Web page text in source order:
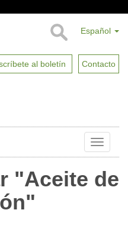
Español
al boletín Contacto
Toggle
"Aceite de